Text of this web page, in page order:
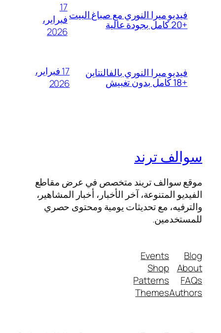
فيديو ميرا النوري مع صباغ البيت
+20 كامل بجودة عالية
17
فبراير،
2026
فيديو ميرا النوري بالفالنتاين
+18 كامل بدون تغبيش
17 فبراير،
2026
سوالف ترند
موقع سوالف تريند متخصص في عرض مقاطع
الفيديو المتنوعة، آخر الأخبار، أخبار المشاهير،
والترفيه، مع تحديثات يومية ومحتوى حصري
للمستخدمين.
Blog
About
FAQs
Authors
Events
Shop
Patterns
Themes